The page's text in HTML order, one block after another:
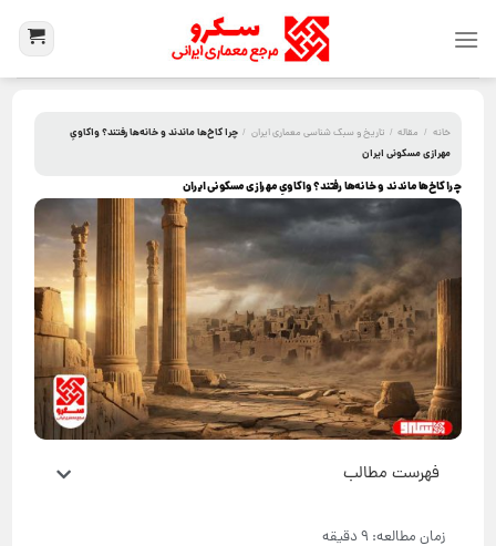
خانه / مقاله / تاریخ و سبک شناسی معماری ایران / چرا کاخ‌ها ماندند و خانه‌ها رفتند؟ واکاویِ
مهرازی مسکونی ایران
چرا کاخ‌ها ماندند و خانه‌ها رفتند؟ واکاویِ مهرازی مسکونی ایران
فهرست مطالب